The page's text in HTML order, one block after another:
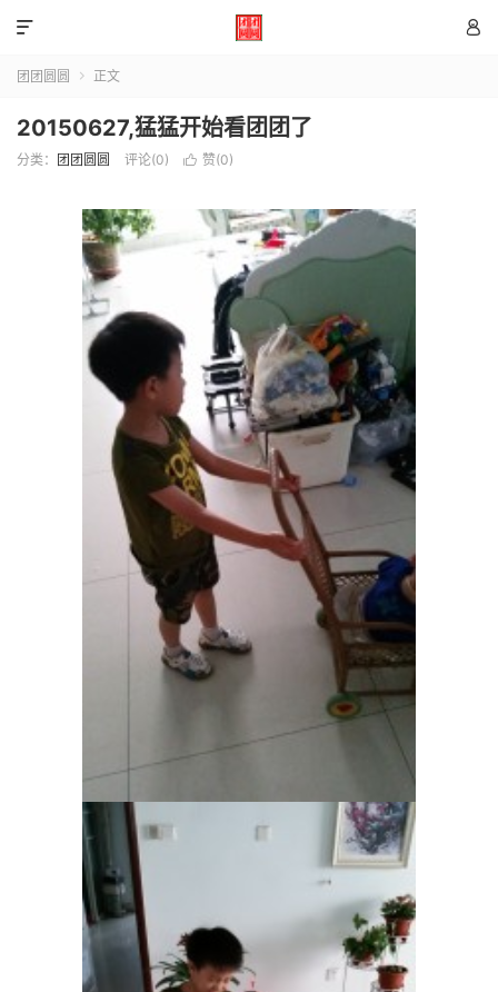


团团圆圆  正文
20150627,猛猛开始看团团了
分类： 团团圆圆 评论(0)  赞(0)